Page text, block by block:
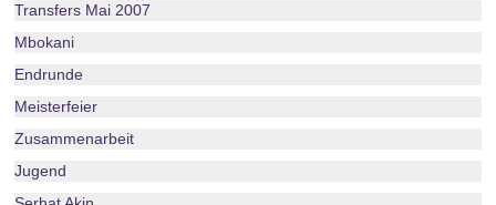
Transfers Mai 2007
Mbokani
Endrunde
Meisterfeier
Zusammenarbeit
Jugend